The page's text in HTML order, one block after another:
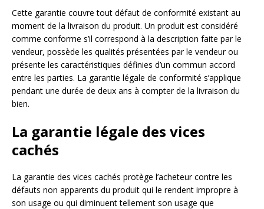
Cette garantie couvre tout défaut de conformité existant au
moment de la livraison du produit. Un produit est considéré
comme conforme s’il correspond à la description faite par le
vendeur, possède les qualités présentées par le vendeur ou
présente les caractéristiques définies d’un commun accord
entre les parties. La garantie légale de conformité s’applique
pendant une durée de deux ans à compter de la livraison du
bien.
La garantie légale des vices
cachés
La garantie des vices cachés protège l’acheteur contre les
défauts non apparents du produit qui le rendent impropre à
son usage ou qui diminuent tellement son usage que